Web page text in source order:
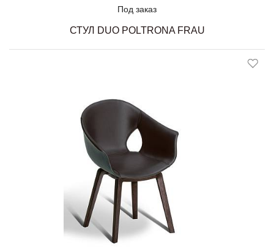
Под заказ
СТУЛ DUO POLTRONA FRAU